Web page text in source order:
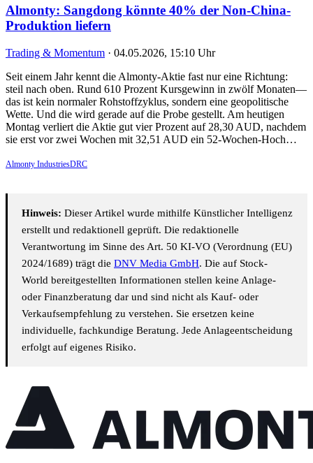
Almonty: Sangdong könnte 40% der Non-China-
Produktion liefern
Trading & Momentum · 04.05.2026, 15:10 Uhr
Seit einem Jahr kennt die Almonty-Aktie fast nur eine Richtung:
steil nach oben. Rund 610 Prozent Kursgewinn in zwölf Monaten—
das ist kein normaler Rohstoffzyklus, sondern eine geopolitische
Wette. Und die wird gerade auf die Probe gestellt. Am heutigen
Montag verliert die Aktie gut vier Prozent auf 28,30 AUD, nachdem
sie erst vor zwei Wochen mit 32,51 AUD ein 52-Wochen-Hoch…
Almonty IndustriesDRC
Hinweis: Dieser Artikel wurde mithilfe Künstlicher Intelligenz
erstellt und redaktionell geprüft. Die redaktionelle
Verantwortung im Sinne des Art. 50 KI-VO (Verordnung (EU)
2024/1689) trägt die DNV Media GmbH. Die auf Stock-
World bereitgestellten Informationen stellen keine Anlage-
oder Finanzberatung dar und sind nicht als Kauf- oder
Verkaufsempfehlung zu verstehen. Sie ersetzen keine
individuelle, fachkundige Beratung. Jede Anlageentscheidung
erfolgt auf eigenes Risiko.